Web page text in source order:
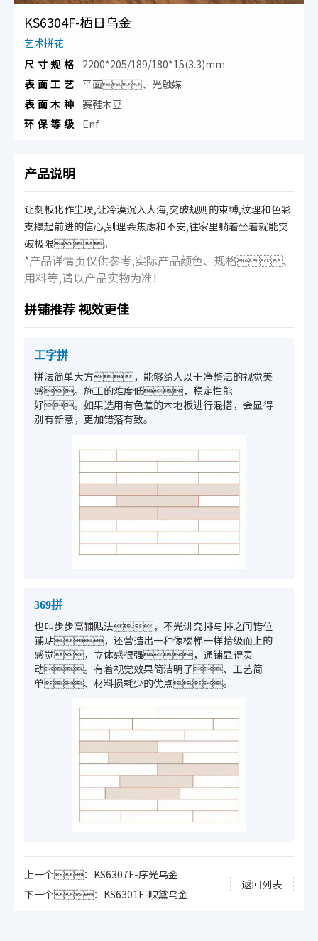
KS6304F-栖日乌金
艺术拼花
尺寸规格
2200*205/189/180*15(3.3)mm
表面工艺 平面、光触媒
表面木种 赛鞋木豆
环保等级
Enf
产品说明
让刻板化作尘埃,让冷漠沉入大海,突破规则的束缚,纹理和色彩
支撑起前进的信心,别理会焦虑和不安,往家里躺着坐着就能突
破极限。
*产品详情页仅供参考,实际产品颜色、规格、
用料等,请以产品实物为准!
拼铺推荐 视效更佳
工字拼
拼法简单大方，能够给人以干净整洁的视觉美
感。施工的难度低，稳定性能
好。如果选用有色差的木地板进行混搭，会显得
别有新意，更加错落有致。
369拼
也叫步步高铺贴法，不光讲究排与排之间错位
铺贴，还营造出一种像楼梯一样拾级而上的
感觉，立体感很强，通铺显得灵
动。有着视觉效果简洁明了、工艺简
单、材料损耗少的优点。
上一个：KS6307F-序光乌金
返回列表
下一个：KS6301F-映黛乌金